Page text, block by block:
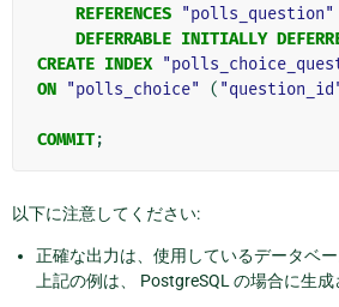
REFERENCES "polls_question"
DEFERRABLE INITIALLY
CREATE INDEX
ON "polls_choice" (
COMMIT;
以下に注意してください:
正確な出力は、使用しているデータベ
上記の例は、 PostgreSQL の場合に生成